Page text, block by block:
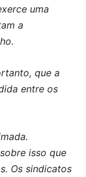
uma
a
que a
entre os
isso que
Os sindicatos